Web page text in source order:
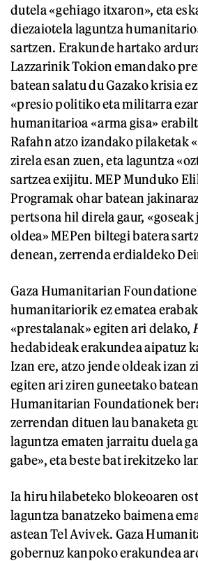
dutela «gehiago itxaron», eta
diezaiotela laguntza
sartzen. Erakunde hartako
Lazzarinik Tokion emandako
batean salatu du Gazako krisia
«presio politiko eta militarra
humanitarioa «arma gisa»
Rafahn atzo izandako pilaketak
zirela esan zuen, eta laguntza
sartzea exijitu. MEP Munduko
Programak ohar batean
pertsona hil direla gaur,
oldea» MEPen biltegi batera
denean, zerrenda erdialdeko
Gaza Humanitarian
humanitariorik ez ematea
«prestalanak» egiten ari delako,
hedabideak erakundea aipatuz
Izan ere, atzo jende oldeak izan
egiten ari ziren guneetako
Humanitarian Foundationek
zerrendan dituen lau banaketa
laguntza ematen jarraitu duela
gabe», eta beste bat irekitzeko
Ia hiru hilabeteko blokeoaren
laguntza banatzeko baimena
astean Tel Avivek. Gaza
gobernuz kanpoko erakundea